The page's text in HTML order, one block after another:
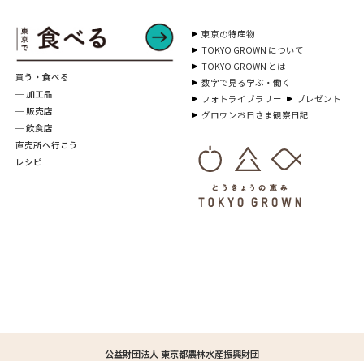
買う・食べる
─ 加工品
─ 販売店
─ 飲食店
直売所へ行こう
レシピ
東京の特産物
TOKYO GROWN について
TOKYO GROWN とは
数字で見る学ぶ・働く
フォトライブラリー
プレゼント
グロウンお日さま観察日記
公益財団法人 東京都農林水産振興財団